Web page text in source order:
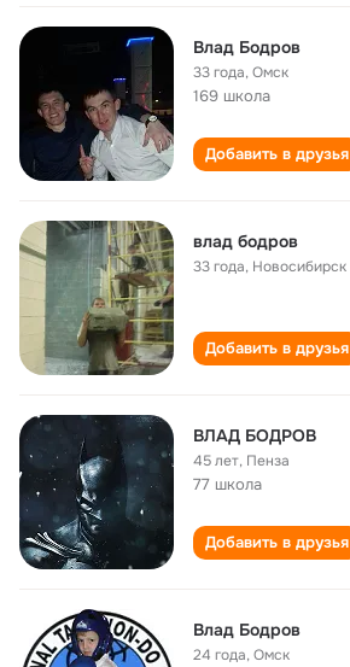
Влад Бодров
33 года,Омск
169 школа
Добавить в друзья
влад бодров
33 года, Новосибирск
Добавить в друзья
ВЛАД БОДРОВ
45 лет, Пенза
77 школа
Добавить в друзья
Влад Бодров
24 года,Омск